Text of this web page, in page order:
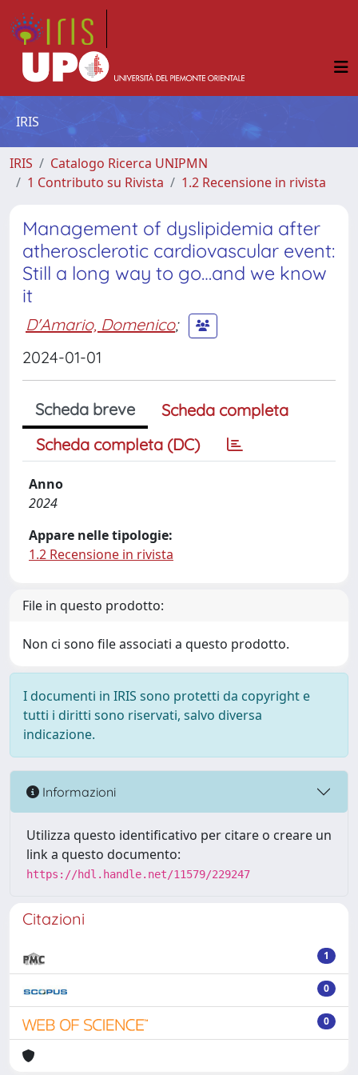
IRIS
IRIS
Catalogo Ricerca UNIPMN
1 Contributo su Rivista
1.2 Recensione in rivista
Management of dyslipidemia after
atherosclerotic cardiovascular event:
Still a long way to go…and we know
it
D'Amario, Domenico;
2024-01-01
Scheda breve
Scheda completa
Scheda completa (DC)
Anno
2024
Appare nelle tipologie:
1.2 Recensione in rivista
File in questo prodotto:
Non ci sono file associati a questo prodotto.
I documenti in IRIS sono protetti da copyright e
tutti i diritti sono riservati, salvo diversa
indicazione.
Informazioni
Utilizza questo identificativo per citare o creare un
link a questo documento:
https://hdl.handle.net/11579/229247
Citazioni
1
0
0